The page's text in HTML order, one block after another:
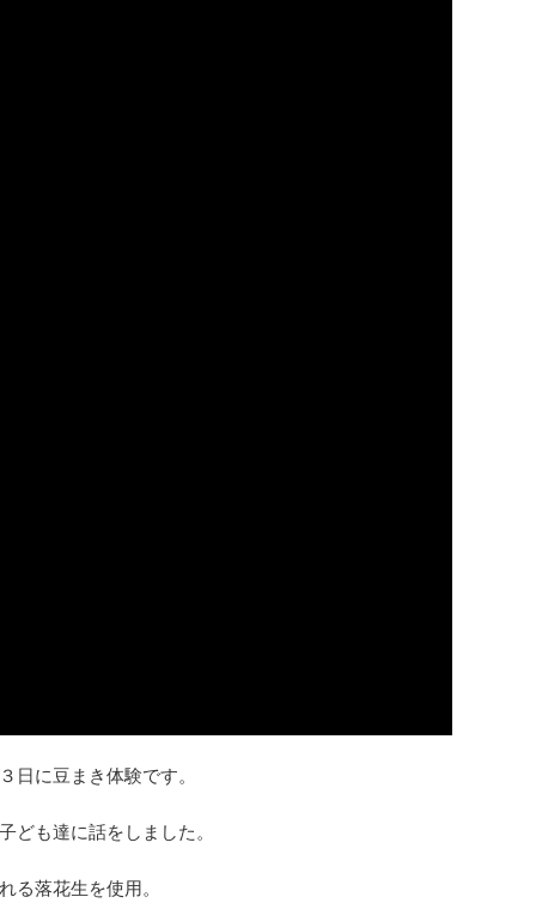
に豆まき体験です。
も達に話をしました。
落花生を使用。